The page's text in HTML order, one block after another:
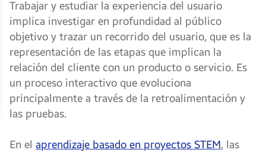
Trabajar y estudiar la experiencia del usuario
implica investigar en profundidad al público
objetivo y trazar un recorrido del usuario, que es la
representación de las etapas que implican la
relación del cliente con un producto o servicio. Es
un proceso interactivo que evoluciona
principalmente a través de la retroalimentación y
las pruebas.
En el aprendizaje basado en proyectos STEM, las